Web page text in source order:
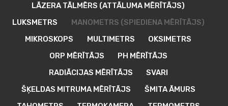
LĀZERA TĀLMĒRS (ATTĀLUMA MĒRĪTĀJS)
LUKSMETRS
MANOMETRS (SPIEDIENA MĒRĪTĀJS)
MIKROSKOPS
MULTIMETRS
OKSIMETRS
ORP MĒRĪTĀJS
PH MĒRĪTĀJS
RADIĀCIJAS MĒRĪTĀJS
SVARI
ŠĶELDAS MITRUMA MĒRĪTĀJS
ŠMITA ĀMURS